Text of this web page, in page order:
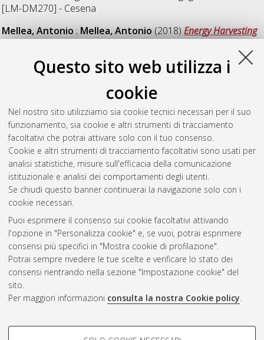
Questo sito web utilizza i
cookie
Nel nostro sito utilizziamo sia cookie tecnici necessari per il suo
funzionamento, sia cookie e altri strumenti di tracciamento
facoltativi che potrai attivare solo con il tuo consenso.
Cookie e altri strumenti di tracciamento facoltativi sono usati per
analisi statistiche, misure sull'efficacia della comunicazione
istituzionale e analisi dei comportamenti degli utenti.
Se chiudi questo banner continuerai la navigazione solo con i
cookie necessari.
Puoi esprimere il consenso sui cookie facoltativi attivando
l'opzione in "Personalizza cookie" e, se vuoi, potrai esprimere
consensi più specifici in "Mostra cookie di profilazione".
Potrai sempre rivedere le tue scelte e verificare lo stato dei
consensi rientrando nella sezione "Impostazione cookie" del
sito.
Per maggiori informazioni consulta la nostra Cookie policy.
COOKIE DI PROFILAZIONE -
[LM-DM270] - Cesena
Mellea, Antonio ; Mellea, Antonio (2018)Energy Harvesting
Ingegneria biomedica [LM-DM270] - Cesena
, Documento full-
atrio sinistro con cateteri multipolari.[Laurea magistrale],
Università di Bologna, Corso di Studio in Ingegneria biomedica
[LM-DM270] - Cesena, Documento full-text non disponibile
Questa lista e' stata generata ilSun Aug 9 07:51:46 2026
CEST
Atom
Rss 1.0
Rss 2.0
AMS Laurea
Impostazioni Cookie